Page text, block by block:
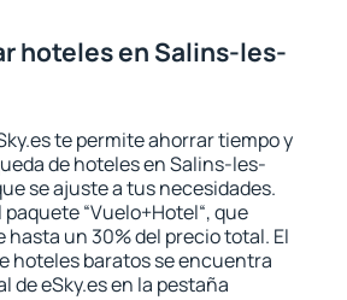
hoteles en Salins-les-
te permite ahorrar tiempo y
de hoteles en Salins-les-
se ajuste a tus necesidades.
“Vuelo+Hotel“, que
un 30% del precio total. El
hoteles baratos se encuentra
de eSky.es en la pestaña